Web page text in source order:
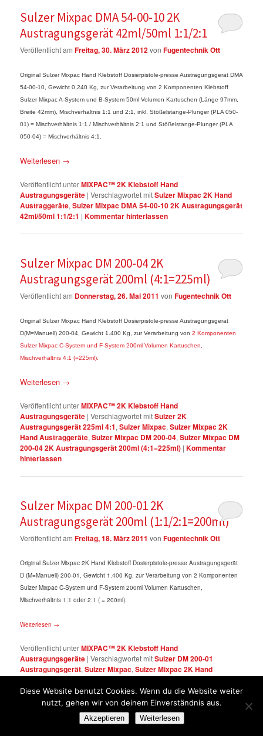
Sulzer Mixpac DMA 54-00-10 2K
Austragungsgerät 42ml/50ml 1:1/2:1
Veröffentlicht amFreitag, 30. März 2012vonFugentechnik Ott
Original Sulzer Mixpac Hand Klebstoff Dosierpistole-presse Austragungsgerät DMA
54-00-10, Gewicht 0,240 Kg, zur Verarbeitung von 2 Komponenten Klebstoff
Sulzer Mixpac A-System und B-System 50ml Volumen Kartuschen (Länge 97mm,
Breite 42mm), Mischverhältnis 1:1 und 2:1, inkl. Stößelstange-Plunger (PLA 050-
01) = Mischverhältnis 1:1 / Mischverhältnis 2:1 und Stößelstange-Plunger (PLA
050-04) = Mischverhältnis 4:1.
Weiterlesen →
Veröffentlicht unterMIXPAC™ 2K Klebstoff Hand
Austragungsgeräte |Verschlagwortet mitSulzer Mixpac 2K Hand
Austraggeräte,Sulzer Mixpac DMA 54-00-10 2K Austragungsgerät
42ml/50ml 1:1/2:1 |Kommentar hinterlassen
Sulzer Mixpac DM 200-04 2K
Austragungsgerät 200ml (4:1=225ml)
Veröffentlicht am Donnerstag, 26. Mai 2011 vonFugentechnik Ott
Original Sulzer Mixpac Hand Klebstoff Dosierpistole-presse Austragungsgerät
D(M=Manuell) 200-04, Gewicht 1.400 Kg, zur Verarbeitung von2 Komponenten
Sulzer Mixpac C-System und F-System 200ml Volumen Kartuschen,
Mischverhältnis 4:1 (=225ml).
Weiterlesen →
Veröffentlicht unterMIXPAC™ 2K Klebstoff Hand
Austragungsgeräte |Verschlagwortet mitSulzer 2K
Austragungsgerät 225ml 4:1,Sulzer Mixpac,Sulzer Mixpac 2K
Hand Austraggeräte,Sulzer Mixpac DM 200-04,Sulzer Mixpac DM
200-04 2K Austragungsgerät 200ml (4:1=225ml) |Kommentar
hinterlassen
Sulzer Mixpac DM 200-01 2K
Austragungsgerät 200ml (1:1/2:1=200ml)
Veröffentlicht amFreitag, 18. März 2011 vonFugentechnik Ott
Original Sulzer Mixpac 2K Hand Klebstoff Dosierpistole-presse Austragungsgerät
D (M=Manuell) 200-01, Gewicht 1.400 Kg, zur Verarbeitung von 2 Komponenten
Sulzer Mixpac C-System und F-System 200ml Volumen Kartuschen,
Mischverhältnis 1:1 oder 2:1 ( = 200ml).
Weiterlesen →
Veröffentlicht unterMIXPAC™ 2K Klebstoff Hand
Austragungsgeräte |Verschlagwortet mitSulzer DM 200-01
Austragungsgerät,Sulzer Mixpac,Sulzer Mixpac 2K Hand
Austraggeräte,Sulzer Mixpac DM 200-01 2K Austragungsgerät
200ml (1:1/2:1=200ml,Sulzer Mixpac DM 200-01
Austragungsgerät 200ml (1:1/2:1)|Kommentar hinterlassen
Diese Website benutzt Cookies. Wenn du die Website weiter
nutzt, gehen wir von deinem Einverständnis aus.
Akzeptieren Weiterlesen